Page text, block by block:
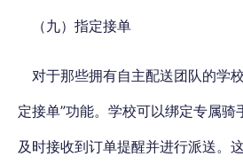
（九）指定接单
对于那些拥有自主配送团队的学
定接单”功能。学校可以绑定专属骑
及时接收到订单提醒并进行派送。